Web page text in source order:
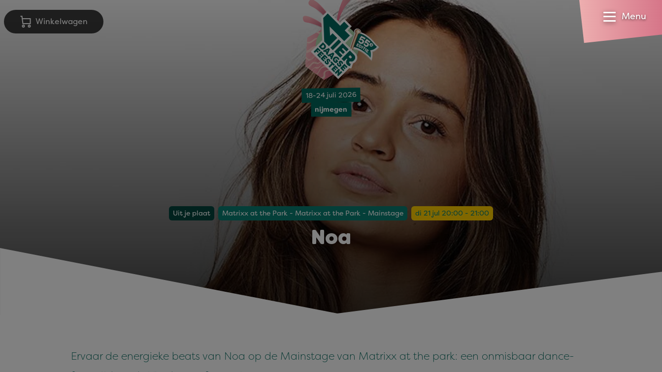
Winkelwagen
18-24 juli 2026
nijmegen
Menu
Uit je plaat Matrixx at the Park - Matrixx at the Park - Mainstage di 21 jul 20:00 - 21:00
Noa
Ervaar de energieke beats van Noa op de Mainstage van Matrixx at the park: een onmisbaar dance-